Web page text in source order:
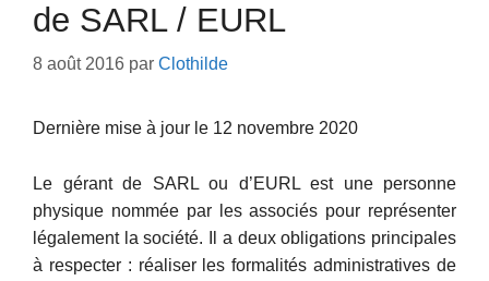
de SARL / EURL
8 août 2016 par Clothilde
Dernière mise à jour le 12 novembre 2020
Le gérant de SARL ou d’EURL est une personne
physique nommée par les associés pour représenter
légalement la société. Il a deux obligations principales
à respecter : réaliser les formalités administratives de